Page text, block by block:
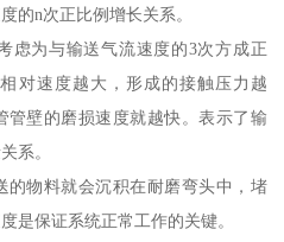
的n次正比例增长关系。
虑为与输送气流速度的3次方成正
对速度越大，形成的接触压力越
管壁的磨损速度就越快。表示了输
系。
的物料就会沉积在耐磨弯头中，堵
是保证系统正常工作的关键。